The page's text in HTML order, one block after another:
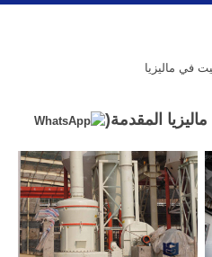
في ماليزيا
المقدمة(